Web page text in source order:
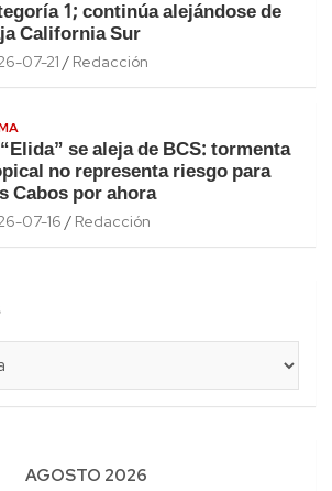
1; continúa alejándose de
California Sur
07-21 Redacción
se aleja de BCS: tormenta
no representa riesgo para
Cabos por ahora
07-16 Redacción
AGOSTO 2026